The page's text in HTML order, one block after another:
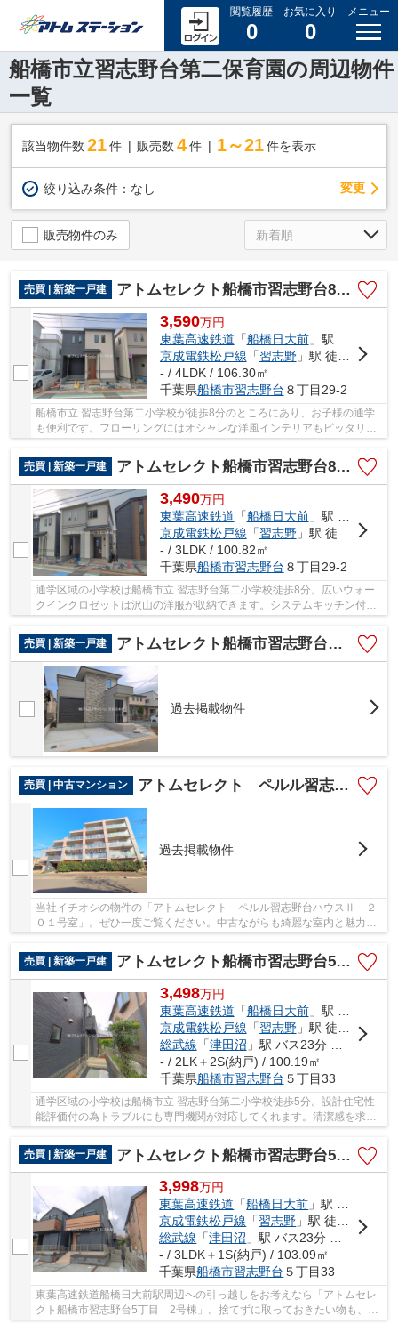
閲覧履歴
0
お気に入り
0
メニュー
船橋市立習志野台第二保育園の周辺物件
一覧
該当物件数 21件 販売数 4 件 1～21 件を表示
絞り込み条件： なし 変更
販売物件のみ
売買 | 新築一戸建 アトムセレクト船橋市習志野台8丁目1905番C号棟
3,590万円
東葉高速鉄道 「船橋日大前」駅 徒歩18分
京成電鉄松戸線 「習志野」駅 徒歩22分
- / 4LDK / 106.30㎡
千葉県船橋市習志野台 ８丁目29-2
船橋市立 習志野台第二小学校が徒歩8分のところにあり、お子様の通学
も便利です。フローリングにはオシャレな洋風インテリアもピッタリで
売買 | 新築一戸建
アトムセレクト船橋市習志野台8丁目1905番B号棟
3,490万円
東葉高速鉄道 「船橋日大前」駅 徒歩18分
京成電鉄松戸線 「習志野」駅 徒歩22分
- / 3LDK / 100.82㎡
千葉県船橋市習志野台 ８丁目29-2
通学区域の小学校は船橋市立 習志野台第二小学校徒歩8分。広いウォー
クインクロゼットは沢山の洋服が収納できます。システムキッチン付き
売買 | 新築一戸建
アトムセレクト船橋市習志野台１９期２号棟
過去掲載物件
売買 | 中古マンション アトムセレクト ペルル習志野台ハウスⅡ ２階
過去掲載物件
当社イチオシの物件の「アトムセレクト ペルル習志野台ハウスⅡ ２
０１号室」。ぜひ一度ご覧ください。中古ながらも綺麗な室内と魅力的
売買 | 新築一戸建
アトムセレクト船橋市習志野台5丁目 3号棟
3,498万円
東葉高速鉄道 「船橋日大前」駅 徒歩18分
京成電鉄松戸線 「習志野」駅 徒歩18分
総武線 「津田沼 」駅 バス23分 「千葉日大一高」 停歩2分
- / 2LK＋2S(納戸) / 100.19㎡
千葉県船橋市習志野台 ５丁目33
通学区域の小学校は船橋市立 習志野台第二小学校徒歩5分。設計住宅性
能評価付の為トラブルにも専門機関が対応してくれます。清潔感を求め
る方に一押ししたい全居室フローリングです。...
売買 | 新築一戸建
アトムセレクト船橋市習志野台5丁目 2号棟
3,998万円
東葉高速鉄道 「船橋日大前 」駅 徒歩18分
京成電鉄松戸線 「習志野 」駅 徒歩18分
総武線 「津田沼 」駅 バス23分 「千葉日大一高」 停歩2分
- / 3LDK＋1S(納戸) / 103.09㎡
千葉県船橋市習志野台 ５丁目33
東葉高速鉄道船橋日大前駅周辺への引っ越しをお考えなら「アトムセレ
クト船橋市習志野台5丁目 2号棟」。捨てずに取っておきたい物も、大